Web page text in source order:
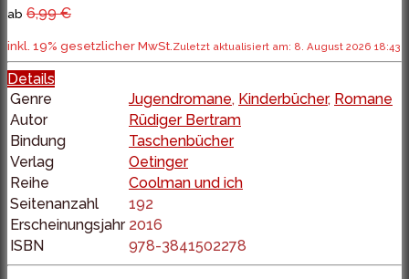
ab 6,99 €
inkl. 19% gesetzlicher MwSt.Zuletzt aktualisiert am: 8. August 2026 18:43
Details
Genre
Jugendromane, Kinderbücher, Romane
Autor
Rüdiger Bertram
Bindung
Taschenbücher
Verlag
Oetinger
Reihe
Coolman und ich
Seitenanzahl
192
Erscheinungsjahr 2016
ISBN
978-3841502278